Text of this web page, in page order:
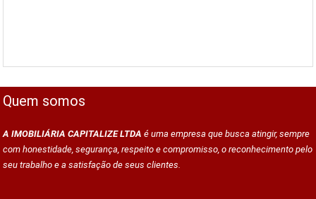
Quem somos
A IMOBILIÁRIA CAPITALIZE LTDA é uma empresa que busca atingir, sempre
com honestidade, segurança, respeito e compromisso, o reconhecimento pelo
seu trabalho e a satisfação de seus clientes.